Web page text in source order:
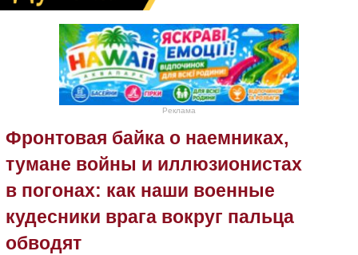
Реклама
Фронтовая байка о наемниках,
тумане войны и иллюзионистах
в погонах: как наши военные
кудесники врага вокруг пальца
обводят